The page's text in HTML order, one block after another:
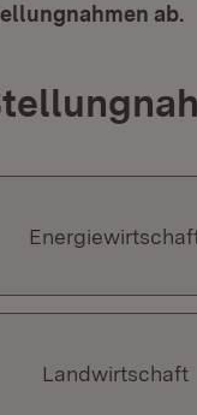
ab.
Landwirtschaft